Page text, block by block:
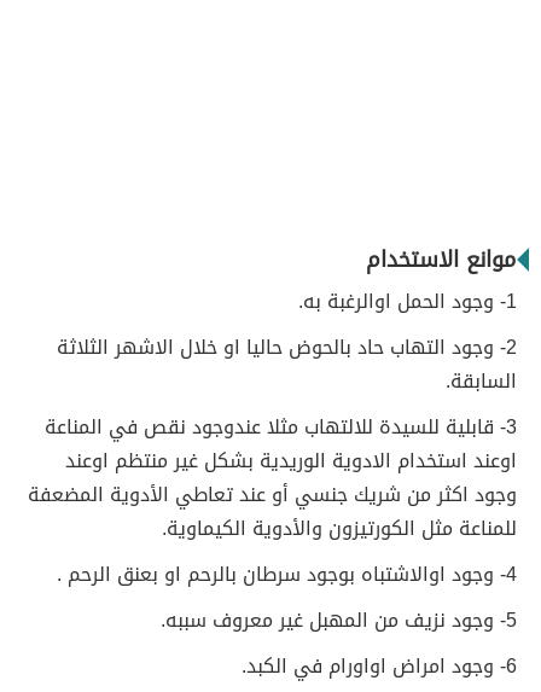
موانع الاستخدام
1- وجود الحمل اوالرغبة به.
2- وجود التهاب حاد بالحوض حاليا او خلال الاشهر الثلاثة
السابقة.
3- قابلية للسيدة للالتهاب مثلا عندوجود نقص في المناعة
اوعند استخدام الادوية الوريدية بشكل غير منتظم اوعند
وجود اكثر من شريك جنسي أو عند تعاطي الأدوية المضعفة
للمناعة مثل الكورتيزون والأدوية الكيماوية.
4- وجود اوالاشتباه بوجود سرطان بالرحم او بعنق الرحم .
5- وجود نزيف من المهبل غير معروف سببه.
6- وجود امراض اواورام في الكبد.